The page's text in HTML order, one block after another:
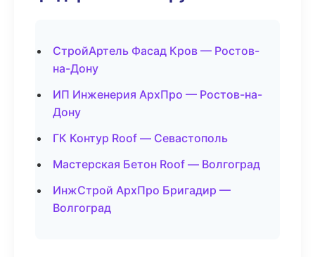
СтройАртель Фасад Кров — Ростов-
на-Дону
ИП Инженерия АрхПро — Ростов-на-
Дону
ГК Контур Roof — Севастополь
Мастерская Бетон Roof — Волгоград
ИнжСтрой АрхПро Бригадир —
Волгоград